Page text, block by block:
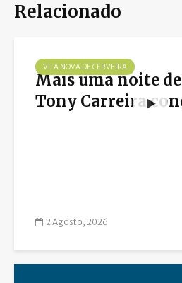
Relacionado
VILA NOVA DE CERVEIRA
Mais uma noite
Tony Carreira
2 Agosto, 2026